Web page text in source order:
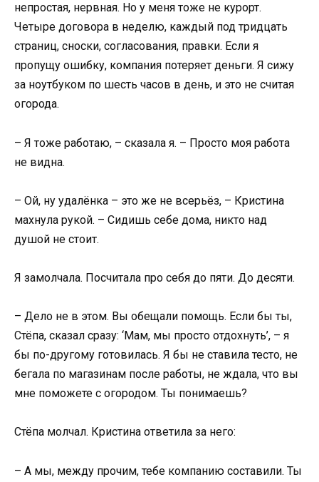
непростая, нервная. Но у меня тоже не курорт.
Четыре договора в неделю, каждый под тридцать
страниц, сноски, согласования, правки. Если я
пропущу ошибку, компания потеряет деньги. Я сижу
за ноутбуком по шесть часов в день, и это не считая
огорода.
– Я тоже работаю, – сказала я. – Просто моя работа
не видна.
– Ой, ну удалёнка – это же не всерьёз, – Кристина
махнула рукой. – Сидишь себе дома, никто над
душой не стоит.
Я замолчала. Посчитала про себя до пяти. До десяти.
– Дело не в этом. Вы обещали помощь. Если бы ты,
Стёпа, сказал сразу: ‘Мам, мы просто отдохнуть’, – я
бы по-другому готовилась. Я бы не ставила тесто, не
бегала по магазинам после работы, не ждала, что вы
мне поможете с огородом. Ты понимаешь?
Стёпа молчал. Кристина ответила за него:
– А мы, между прочим, тебе компанию составили. Ты